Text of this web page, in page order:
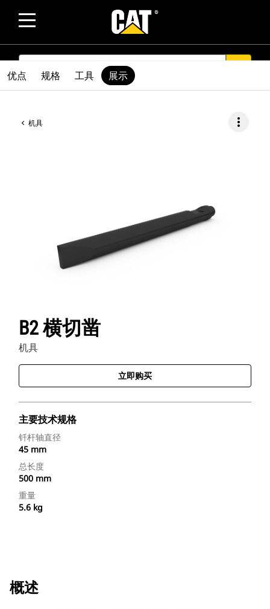
SEARCH
机具 more_vert
B2 横切凿
机具
立即购买
主要技术规格
钎杆轴直径
45 mm
总长度
500 mm
重量
5.6 kg
优点 规格 工具 展示
概述